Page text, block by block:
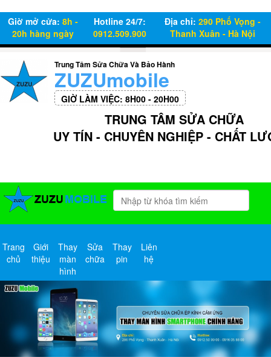
Giờ mở cửa: 8h -
20h hàng ngày
Hotline 24/7:
0912.509.900
Địa chỉ: 290 Phố Vọng -
Thanh Xuân - Hà Nội
Trung Tâm Sửa Chữa Và Bảo Hành
ZUZUmobile
GIỜ LÀM VIỆC: 8H00 - 20H00
TRUNG TÂM SỬA CHỮA
UY TÍN - CHUYÊN NGHIỆP - CHẤT
Hotline
Trang
chủ
Giới
thiệu
Thay
màn
hình
Sửa
chữa
Thay
pin
Liên
hệ